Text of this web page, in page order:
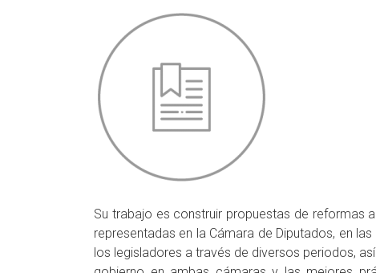
Su trabajo es construir propuestas de reformas
representadas en la Cámara de Diputados, en
los legisladores a través de diversos periodos,